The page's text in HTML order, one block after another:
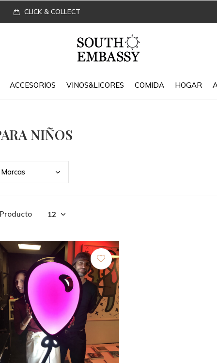
ACCESORIOS VINOS&LICORES COMIDA HOGAR
CLICK & COLLECT
NIÑOS
Marcas